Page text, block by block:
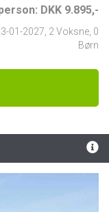
DKK 9.895,-
01-2027 2 Voksne, 0
Børn